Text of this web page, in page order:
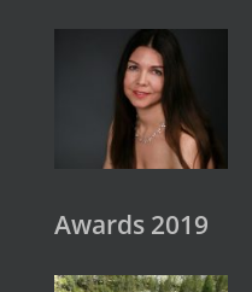
Awards 2019